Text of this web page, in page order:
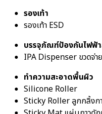
รองเท้า
รองเท้า ESD
บรรจุภัณฑ์ป้องกันไฟฟ้
IPA Dispenser ขวดจ่า
ทำความสะอาดพื้นผิว
Silicone Roller
Sticky Roller ลูกกลิ้งกา